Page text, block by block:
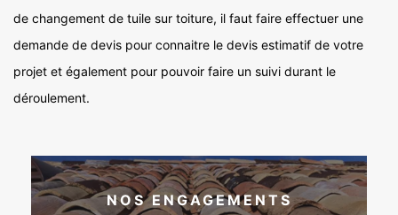
de changement de tuile sur toiture, il faut faire effectuer une
demande de devis pour connaitre le devis estimatif de votre
projet et également pour pouvoir faire un suivi durant le
déroulement.
NOS ENGAGEMENTS